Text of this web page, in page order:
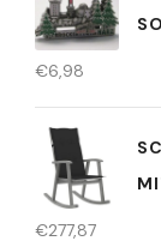
€6,98
€277,87